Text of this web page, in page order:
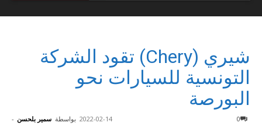
شيري (Chery) تقود الشركة
التونسية للسيارات نحو
البورصة
بواسطة سمير بلحسن - 2022-02-14 0